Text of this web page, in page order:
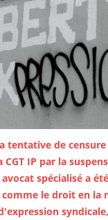
tentative de
CGT IP par la
spécialisé a
comme le droit en la